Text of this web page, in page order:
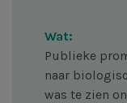
Wat:
Publieke
naar
was te zien